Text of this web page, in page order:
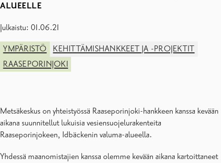
ALUEELLE
Julkaistu: 01.06.21
YMPÄRISTÖ
KEHITTÄMISHANKKEET JA -PROJEKTIT
RAASEPORINJOKI
Metsäkeskus on yhteistyössä Raaseporinjoki-hankkeen kanssa kevään
aikana suunnitellut lukuisia vesiensuojelurakenteita
Raaseporinjokeen, Idbäckenin valuma-alueella.
Yhdessä maanomistajien kanssa olemme kevään aikana kartoittaneet